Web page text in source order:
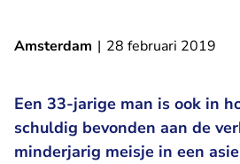
Amsterdam | 28 februari 2019
Een 33-jarige man is ook in
schuldig bevonden aan de
minderjarig meisje in een